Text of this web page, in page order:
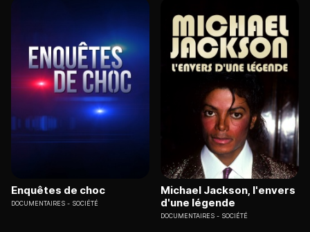
Enquêtes de choc
DOCUMENTAIRES SOCIÉTÉ
Michael Jackson, l'envers
d'une légende
DOCUMENTAIRES SOCIÉTÉ